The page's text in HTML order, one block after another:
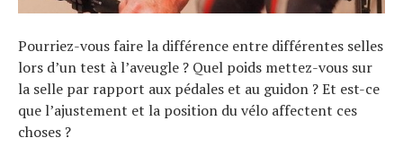
Pourriez-vous faire la différence entre différentes selles
lors d’un test à l’aveugle ? Quel poids mettez-vous sur
la selle par rapport aux pédales et au guidon ? Et est-ce
que l’ajustement et la position du vélo affectent ces
choses ?